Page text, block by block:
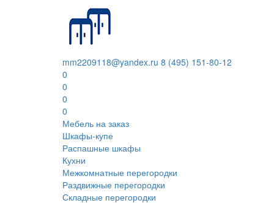
mm2209118@yandex.ru 8 (495) 151-80-12
0
0
0
0
Мебель на заказ
Шкафы-купе
Распашные шкафы
Кухни
Межкомнатные перегородки
Раздвижные перегородки
Складные перегородки